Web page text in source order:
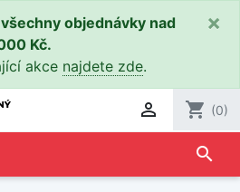
objednávky nad
Kč.
akce najdete zde.
×
 shopping_cart (0)
search